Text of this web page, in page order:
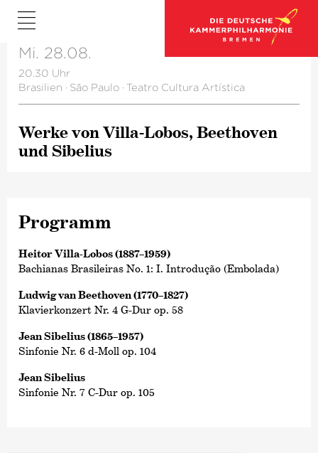
Mi. 28.08.
20.30 Uhr
Brasilien · São Paulo · Teatro Cultura Artística
Werke von Villa-Lobos, Beethoven
und Sibelius
Programm
Heitor Villa-Lobos (1887–1959)
Bachianas Brasileiras No. 1: I. Introdução (Embolada)
Ludwig van Beethoven (1770–1827)
Klavierkonzert Nr. 4 G-Dur op. 58
Jean Sibelius (1865–1957)
Sinfonie Nr. 6 d-Moll op. 104
Jean Sibelius
Sinfonie Nr. 7 C-Dur op. 105